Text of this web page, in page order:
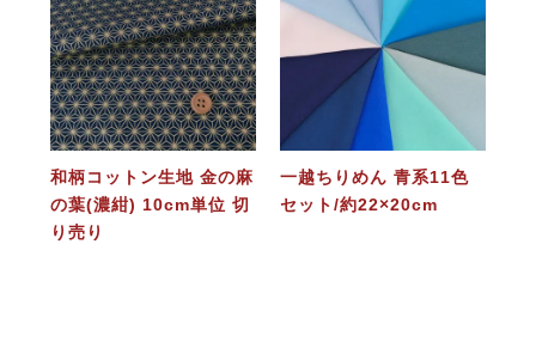
和柄コットン生地 金の麻
の葉(濃紺) 10cm単位 切
り売り
一越ちりめん 青系11色
セット/約22×20cm